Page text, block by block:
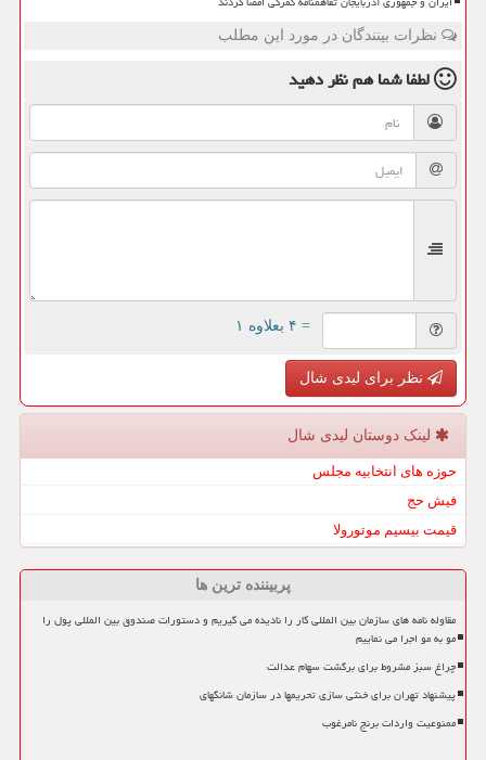
نظرات بینندگان در مورد این مطلب
لطفا شما همنظر دهید
= ۴ بعلاوه ۱
نظر برای لیدی شال
لینک دوستان لیدی شال
حوزه های انتخابیه مجلس
فیش حج
قیمت بیسیم موتورولا
پربیننده ترین ها
مقاوله نامه های سازمان بین المللی کار را نادیده می گیریم و دستورات صندوق بین المللی پول را
مو به مو اجرا می نماییم
چراغ سبز مشروط برای برگشت سهام عدالت
پیشنهاد تهران برای خنثی سازی تحریمها در سازمان شانگهای
ممنوعیت واردات برنج نامرغوب